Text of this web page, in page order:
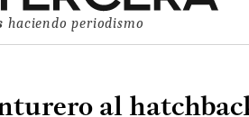
haciendo periodismo
al